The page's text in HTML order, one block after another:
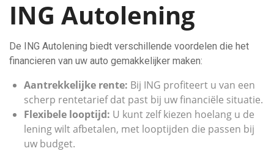
ING Autolening
De ING Autolening biedt verschillende voordelen die het
financieren van uw auto gemakkelijker maken:
Aantrekkelijke rente: Bij ING profiteert u van een
scherp rentetarief dat past bij uw financiële situatie.
Flexibele looptijd: U kunt zelf kiezen hoelang u de
lening wilt afbetalen, met looptijden die passen bij
uw budget.